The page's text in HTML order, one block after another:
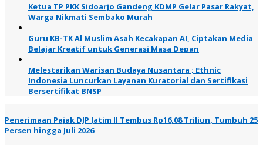
Ketua TP PKK Sidoarjo Gandeng KDMP Gelar Pasar Rakyat,
Warga Nikmati Sembako Murah
Guru KB-TK Al Muslim Asah Kecakapan AI, Ciptakan Media
Belajar Kreatif untuk Generasi Masa Depan
Melestarikan Warisan Budaya Nusantara ; Ethnic
Indonesia Luncurkan Layanan Kuratorial dan Sertifikasi
Bersertifikat BNSP
Penerimaan Pajak DJP Jatim II Tembus Rp16,08 Triliun, Tumbuh 25
Persen hingga Juli 2026